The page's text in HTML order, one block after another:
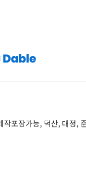
포장가능, 덕산, 대정,